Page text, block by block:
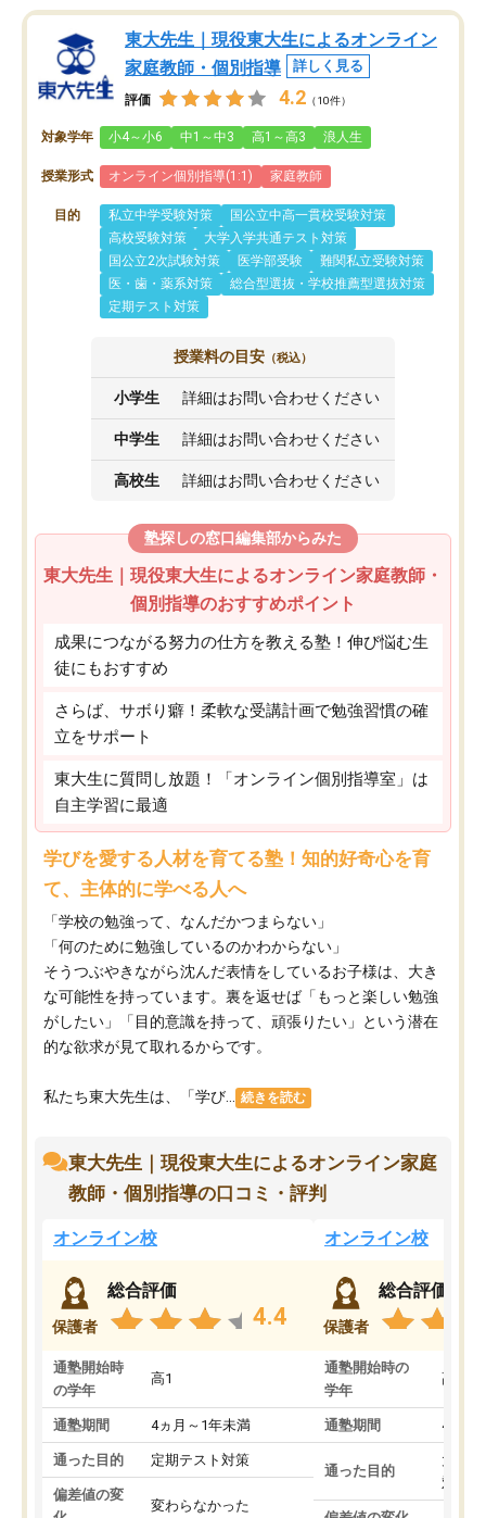
東大先生｜現役東大生によるオンライン
家庭教師・個別指導
詳しく見る
評価 4.2 （10件）
対象学年 小4～小6 中1～中3 高1～高3 浪人生
授業形式 オンライン個別指導(1:1) 家庭教師
目的 私立中学受験対策
国公立中高一貫校受験対策
高校受験対策
大学入学共通テスト対策
国公立2次試験対策
医学部受験
難関私立受験対策
医・歯・薬系対策
総合型選抜・学校推薦型選抜対策
定期テスト対策
授業料の目安 （税込）
小学生 詳細はお問い合わせください
中学生 詳細はお問い合わせください
高校生 詳細はお問い合わせください
塾探しの窓口編集部からみた
東大先生｜現役東大生によるオンライン家庭教師・
個別指導のおすすめポイント
成果につながる努力の仕方を教える塾！伸び悩む生
徒にもおすすめ
さらば、サボり癖！柔軟な受講計画で勉強習慣の確
立をサポート
東大生に質問し放題！「オンライン個別指導室」は
自主学習に最適
学びを愛する人材を育てる塾！知的好奇心を育
て、主体的に学べる人へ
「学校の勉強って、なんだかつまらない」
「何のために勉強しているのかわからない」
そうつぶやきながら沈んだ表情をしているお子様は、大き
な可能性を持っています。裏を返せば「もっと楽しい勉強
がしたい」「目的意識を持って、頑張りたい」という潜在
的な欲求が見て取れるからです。
私たち東大先生は、「学び... 続きを読む
東大先生｜現役東大生によるオンライン家庭
教師・個別指導の口コミ・評判
オンライン校
保護者
総合評価
4.4
通塾開始時
の学年
高1
通塾期間 4ヵ月～1年未満
通った目的 定期テスト対策
偏差値の変
変わらなかった
オンライン校
保護者
総合評価
通塾開始時の
学年
高3
通塾期間 4ヵ月
通った目的
大学
対策